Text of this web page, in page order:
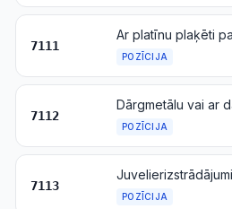
7111
Ar platīnu plaķēti
POZĪCIJA
7112
POZĪCIJA
7113
POZĪCIJA